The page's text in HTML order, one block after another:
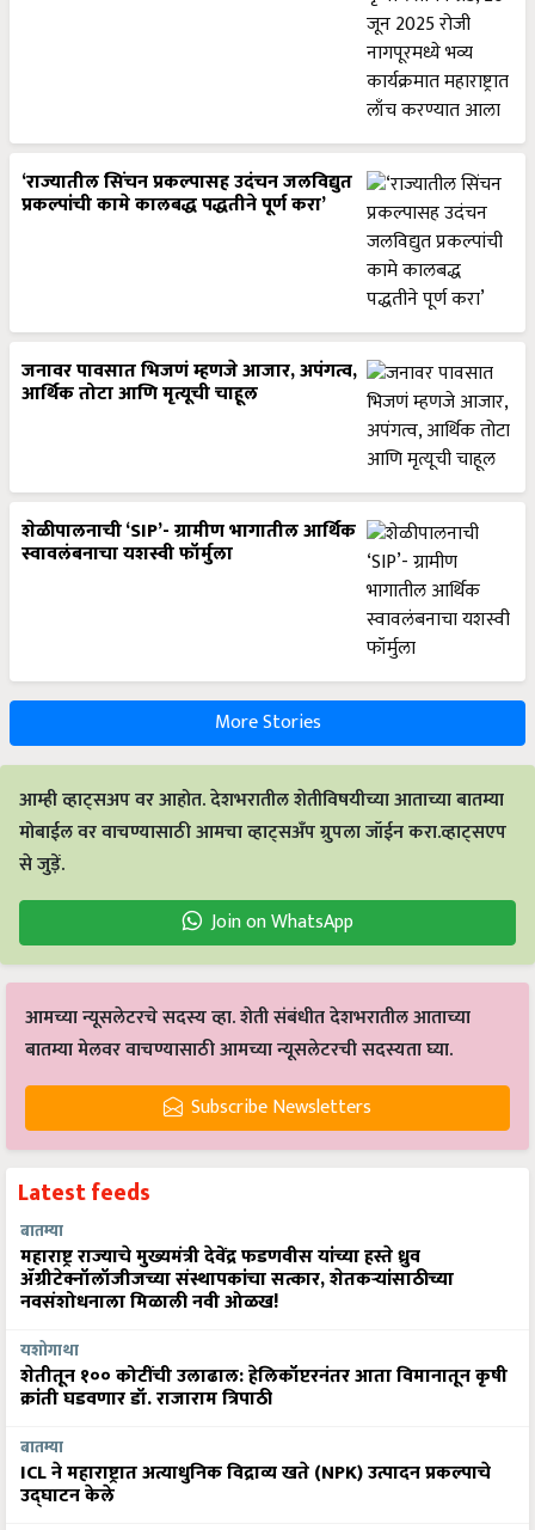
‘राज्यातील सिंचन प्रकल्पासह उदंचन जलविद्युत
प्रकल्पांची कामे कालबद्ध पद्धतीने पूर्ण करा’
जनावर पावसात भिजणं म्हणजे आजार, अपंगत्व,
आर्थिक तोटा आणि मृत्यूची चाहूल
शेळीपालनाची ‘SIP’- ग्रामीण भागातील आर्थिक
स्वावलंबनाचा यशस्वी फॉर्मुला
More Stories
आम्ही व्हाट्सअप वर आहोत. देशभरातील शेतीविषयीच्या आताच्या बातम्या
मोबाईल वर वाचण्यासाठी आमचा व्हाट्सअँप ग्रुपला जॉईन करा.व्हाट्सएप
से जुड़ें.
Join on WhatsApp
आमच्या न्यूसलेटरचे सदस्य व्हा. शेती संबंधीत देशभरातील आताच्या
बातम्या मेलवर वाचण्यासाठी आमच्या न्यूसलेटरची सदस्यता घ्या.
Subscribe Newsletters
Latest feeds
बातम्या
महाराष्ट्र राज्याचे मुख्यमंत्री देवेंद्र फडणवीस यांच्या हस्ते ध्रुव
ॲग्रीटेक्नॉलॉजीजच्या संस्थापकांचा सत्कार, शेतकऱ्यांसाठीच्या
नवसंशोधनाला मिळाली नवी ओळख!
यशोगाथा
शेतीतून १०० कोटींची उलाढाल: हेलिकॉप्टरनंतर आता विमानातून कृषी
क्रांती घडवणार डॉ. राजाराम त्रिपाठी
बातम्या
ICL ने महाराष्ट्रात अत्याधुनिक विद्राव्य खते (NPK) उत्पादन प्रकल्पाचे
उद्घाटन केले